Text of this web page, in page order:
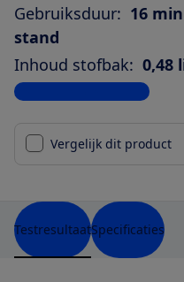
Gebruiksduur: 16
stand
Inhoud stofbak: 0,48
Bekijk alle specificaties
Vergelijk dit product
TestresultaatSpecificaties